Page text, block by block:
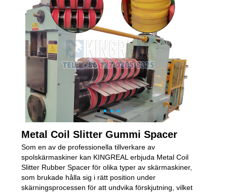
Metal Coil Slitter Gummi Spacer
Som en av de professionella tillverkare av
spolskärmaskiner kan KINGREAL erbjuda Metal Coil
Slitter Rubber Spacer för olika typer av skärmaskiner,
som brukade hålla sig i rätt position under
skärningsprocessen för att undvika förskjutning, vilket